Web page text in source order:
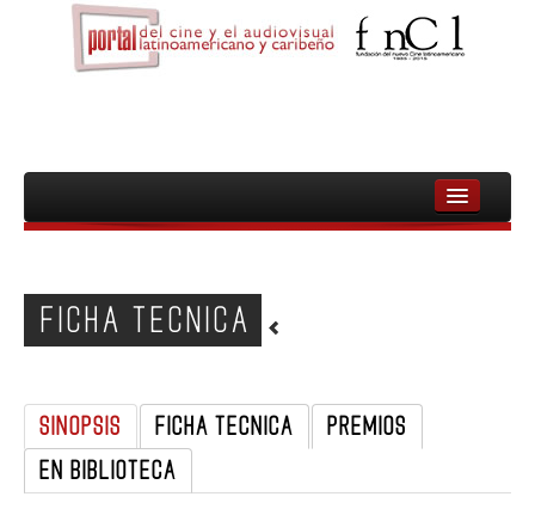
INICIO
PELICULAS
DOCUMENTALES
MUJERES
FICHA TECNICA
SINOPSIS FICHA TECNICA
PREMIOS
EN BIBLIOTECA